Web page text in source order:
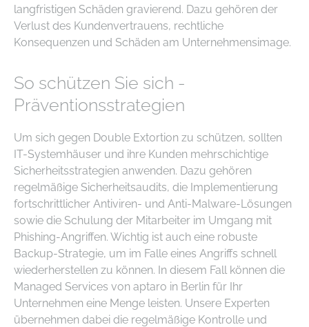
langfristigen Schäden gravierend. Dazu gehören der
Verlust des Kundenvertrauens, rechtliche
Konsequenzen und Schäden am Unternehmensimage.
So schützen Sie sich -
Präventionsstrategien
Um sich gegen Double Extortion zu schützen, sollten
IT-Systemhäuser und ihre Kunden mehrschichtige
Sicherheitsstrategien anwenden. Dazu gehören
regelmäßige Sicherheitsaudits, die Implementierung
fortschrittlicher Antiviren- und Anti-Malware-Lösungen
sowie die Schulung der Mitarbeiter im Umgang mit
Phishing-Angriffen. Wichtig ist auch eine robuste
Backup-Strategie, um im Falle eines Angriffs schnell
wiederherstellen zu können. In diesem Fall können die
Managed Services von aptaro in Berlin für Ihr
Unternehmen eine Menge leisten. Unsere Experten
übernehmen dabei die regelmäßige Kontrolle und